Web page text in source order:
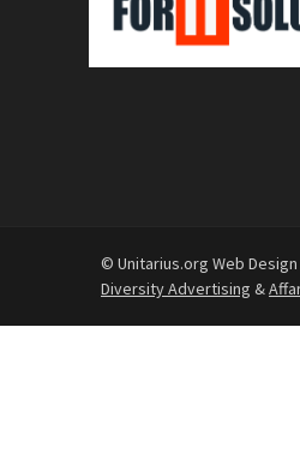
© Unitarius.org Web
Diversity Advertising &